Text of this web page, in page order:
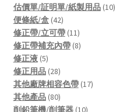
product
估價單/証明單/紙製用品 1010
便條紙/盒 4242
products
修正帶/立可帶 1111
products
修正帶補充內帶 88
修正液 55
products
修正用品 2828
products
其他廠牌相容色帶 1717
其他產品 8080
products
削鉛筆機/削筆器 1010